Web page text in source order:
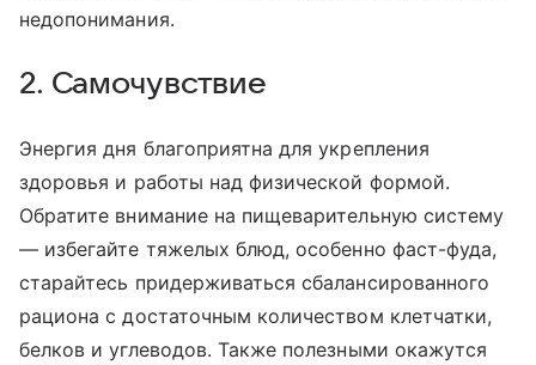
недопонимания.
2. Самочувствие
Энергия дня благоприятна для укрепления
здоровья и работы над физической формой.
Обратите внимание на пищеварительную систему
— избегайте тяжелых блюд, особенно фаст-фуда,
старайтесь придерживаться сбалансированного
рациона с достаточным количеством клетчатки,
белков и углеводов. Также полезными окажутся